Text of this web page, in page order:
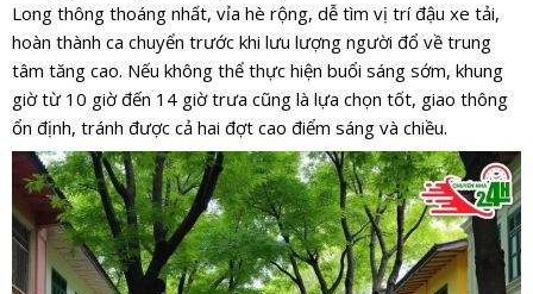
Long thông thoáng nhất, vỉa hè rộng, dễ tìm vị trí đậu xe tải,
hoàn thành ca chuyển trước khi lưu lượng người đổ về trung
tâm tăng cao. Nếu không thể thực hiện buổi sáng sớm, khung
giờ từ 10 giờ đến 14 giờ trưa cũng là lựa chọn tốt, giao thông
ổn định, tránh được cả hai đợt cao điểm sáng và chiều.